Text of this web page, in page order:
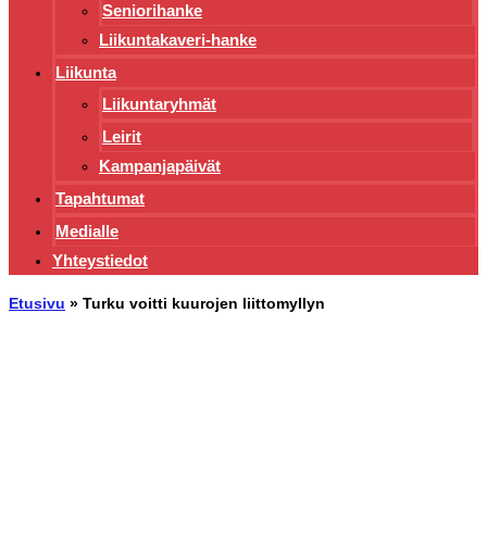
Seniorihanke
Liikuntakaveri-hanke
Liikunta
Liikuntaryhmät
Leirit
Kampanjapäivät
Tapahtumat
Medialle
Yhteystiedot
Etusivu » Turku voitti kuurojen liittomyllyn